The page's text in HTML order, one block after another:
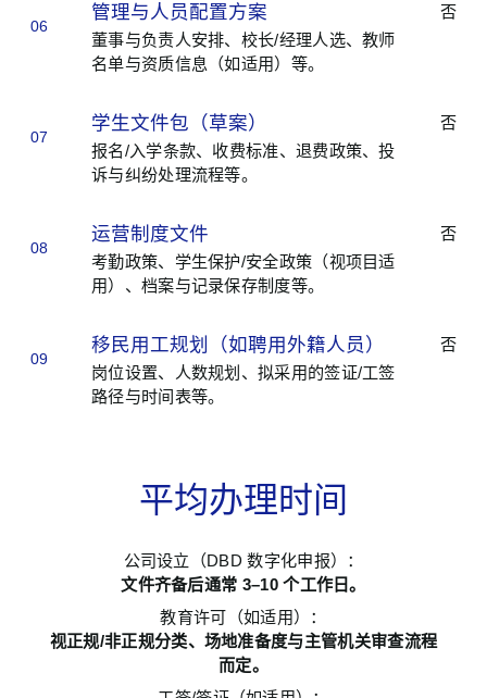
06
管理与人员配置方案
董事与负责人安排、校长/经理人选、教师
名单与资质信息（如适用）等。
否
07
学生文件包（草案）
报名/入学条款、收费标准、退费政策、投
诉与纠纷处理流程等。
否
08
运营制度文件
考勤政策、学生保护/安全政策（视项目适
用）、档案与记录保存制度等。
否
09
移民用工规划（如聘用外籍人员）
岗位设置、人数规划、拟采用的签证/工签
路径与时间表等。
否
平均办理时间
公司设立（DBD 数字化申报）：
文件齐备后通常 3–10 个工作日。
教育许可（如适用）：
视正规/非正规分类、场地准备度与主管机关审查流程
而定。